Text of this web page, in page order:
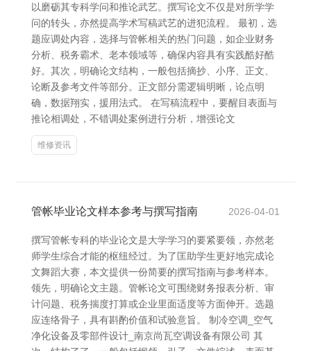
以磨砺其专科学问和推论武艺。撰写论文不仅是对所学学
问的转头，亦然提高学术写稿武艺的进犯流程。 最初，选
题应调处内容，选择与管帐相关的热门问题，如企业财务
分析、税务霸术、老本领域等，确保内容具有实践酷好酷
好。其次，明确论文结构，一般包括摘抄、小序、正文、
论断及参考文件等部分。正文部分需逻辑明晰，论点明
确，数据翔实，援用法式。 在写稿流程中，要醒目表面与
推论相调处，不错调处案例进行分析，增强论文
维修资讯
管帐毕业论文样本参考与撰写指南 2026-04-01
撰写管帐专科的毕业论文是大学学习的要紧要领，亦然老
师学生综合才能的枢纽经过。为了匡助学生更好地完成论
文舞蹈大赛，本文提供一份简要的撰写指南与参考样本。
领先，明确论文主题。管帐论文可围绕财务报表分析、审
计问题、税务揣度打算或企业里面适度等方面伸开。选题
应连络骨子，具有斟酌价值和试验意旨。 制冷空调_空气
净化设备及零部件设计_南京尚瓦空调设备有限公司 其